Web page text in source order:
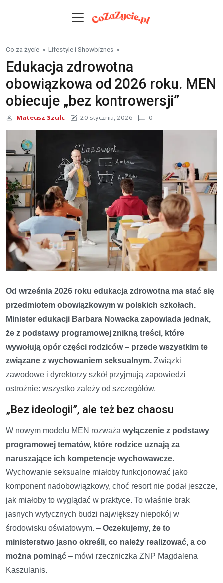
Co za życie » Lifestyle i Showbiznes »
Edukacja zdrowotna
obowiązkowa od 2026 roku. MEN
obiecuje „bez kontrowersji”
Mateusz Szulc 20 stycznia, 2026 0
Od września 2026 roku edukacja zdrowotna ma stać się
przedmiotem obowiązkowym w polskich szkołach.
Minister edukacji Barbara Nowacka zapowiada jednak,
że z podstawy programowej znikną treści, które
wywołują opór części rodziców – przede wszystkim te
związane z wychowaniem seksualnym. Związki
zawodowe i dyrektorzy szkół przyjmują zapowiedzi
ostrożnie: wszystko zależy od szczegółów.
„Bez ideologii”, ale też bez chaosu
W nowym modelu MEN rozważa wyłączenie z podstawy
programowej tematów, które rodzice uznają za
naruszające ich kompetencje wychowawcze.
Wychowanie seksualne miałoby funkcjonować jako
komponent nadobowiązkowy, choć resort nie podał jeszcze,
jak miałoby to wyglądać w praktyce. To właśnie brak
jasnych wytycznych budzi największy niepokój w
środowisku oświatowym. – Oczekujemy, że to
ministerstwo jasno określi, co należy realizować, a co
można pominąć – mówi rzeczniczka ZNP Magdalena
Kaszulanis.